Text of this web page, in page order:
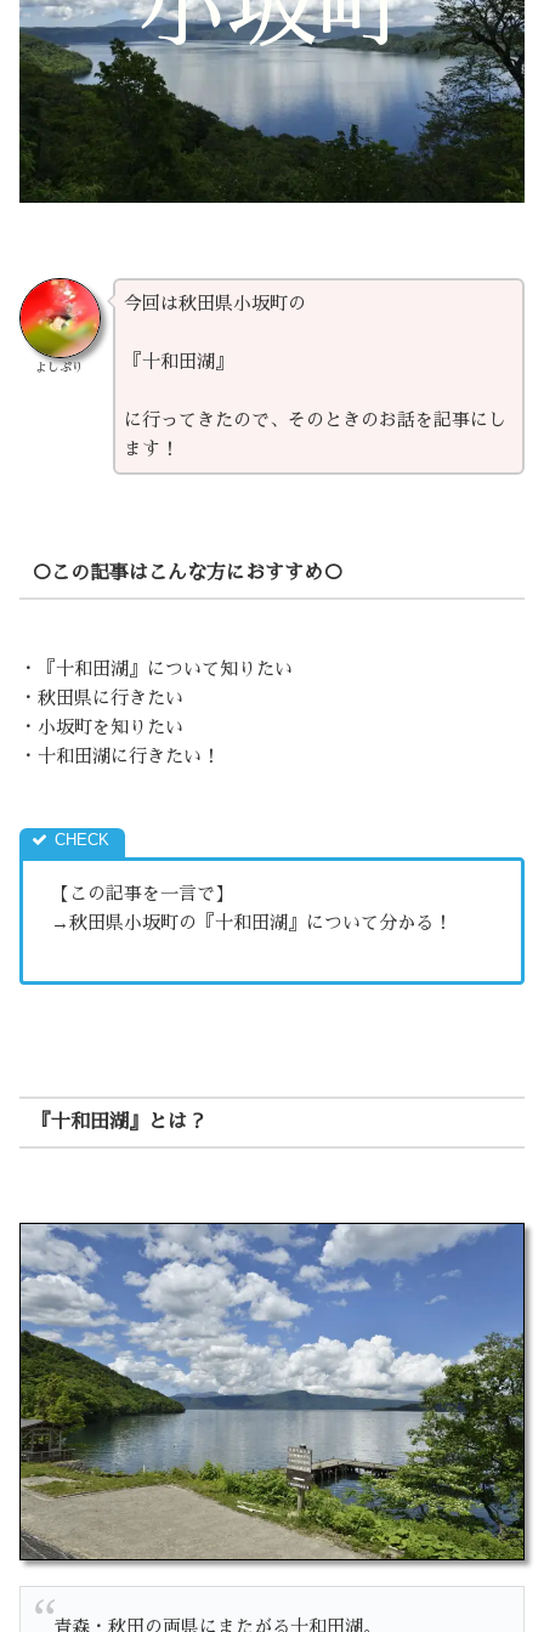
よしぷり
今回は秋田県小坂町の
『十和田湖』
に行ってきたので、そのときのお話を記事にし
ます！
○この記事はこんな方におすすめ○
・『十和田湖』について知りたい
・秋田県に行きたい
・小坂町を知りたい
・十和田湖に行きたい！
【この記事を一言で】
→秋田県小坂町の『十和田湖』について分かる！
『十和田湖』とは？
青森・秋田の両県にまたがる十和田湖。